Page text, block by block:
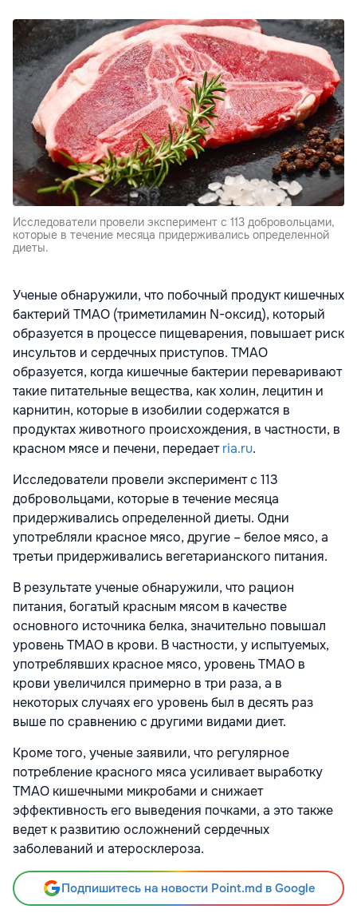
Исследователи провели эксперимент с 113 добровольцами,
которые в течение месяца придерживались определенной
диеты.
Ученые обнаружили, что побочный продукт кишечных
бактерий ТМАО (триметиламин N-оксид), который
образуется в процессе пищеварения, повышает риск
инсультов и сердечных приступов. ТМАО
образуется, когда кишечные бактерии переваривают
такие питательные вещества, как холин, лецитин и
карнитин, которые в изобилии содержатся в
продуктах животного происхождения, в частности, в
красном мясе и печени, передаетria.ru.
Исследователи провели эксперимент с 113
добровольцами, которые в течение месяца
придерживались определенной диеты. Одни
употребляли красное мясо, другие – белое мясо, а
третьи придерживались вегетарианского питания.
В результате ученые обнаружили, что рацион
питания, богатый красным мясом в качестве
основного источника белка, значительно повышал
уровень ТМАО в крови. В частности, у испытуемых,
употреблявших красное мясо, уровень ТМАО в
крови увеличился примерно в три раза, а в
некоторых случаях его уровень был в десять раз
выше по сравнению с другими видами диет.
Кроме того, ученые заявили, что регулярное
потребление красного мяса усиливает выработку
ТМАО кишечными микробами и снижает
эффективность его выведения почками, а это также
ведет к развитию осложнений сердечных
заболеваний и атеросклероза.
Подпишитесь на новости Point.md в Google